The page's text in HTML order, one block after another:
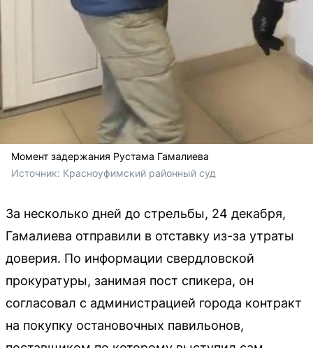
Момент задержания Рустама Гамалиева
Источник: Красноуфимский районный суд
За несколько дней до стрельбы, 24 декабря,
Гамалиева отправили в отставку из-за утраты
доверия. По информации свердловской
прокуратуры, занимая пост спикера, он
согласовал с администрацией города контракт
на покупку остановочных павильонов,